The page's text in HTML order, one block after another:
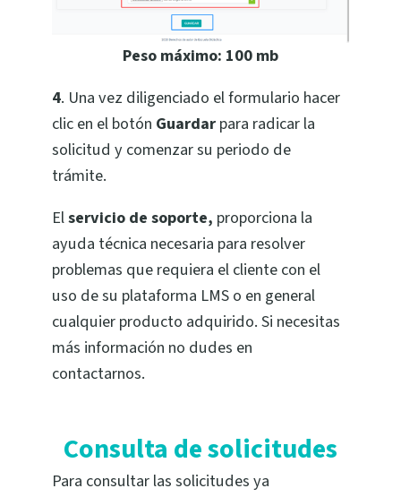
Peso máximo: 100 mb
4. Una vez diligenciado el formulario hacer
clic en el botón Guardarpara radicar la
solicitud y comenzar su periodo de
trámite.
Elservicio de soporte, proporciona la
ayuda técnica necesaria para resolver
problemas que requiera el cliente con el
uso de su plataforma LMS o en general
cualquier producto adquirido. Si necesitas
más información no dudes en
contactarnos.
Consulta de solicitudes
Para consultar las solicitudes ya